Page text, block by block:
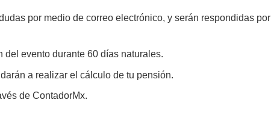
por medio de correo electrónico, y serán respondidas por
evento durante 60 días naturales.
a realizar el cálculo de tu pensión.
de ContadorMx.